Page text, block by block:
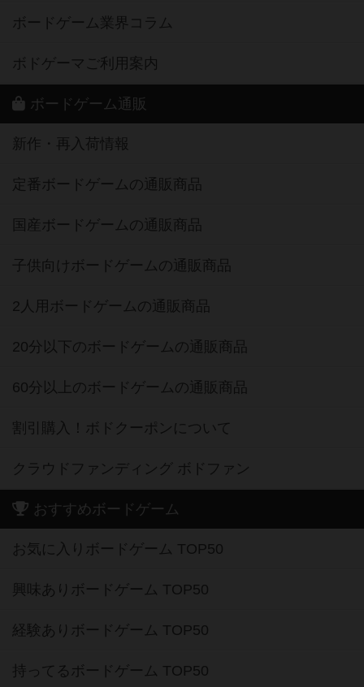
ボードゲーム業界コラム
ボドゲーマご利用案内
ボードゲーム通販
新作・再入荷情報
定番ボードゲームの通販商品
国産ボードゲームの通販商品
子供向けボードゲームの通販商品
2人用ボードゲームの通販商品
20分以下のボードゲームの通販商品
60分以上のボードゲームの通販商品
割引購入！ボドクーポンについて
クラウドファンディング ボドファン
おすすめボードゲーム
お気に入りボードゲーム TOP50
興味ありボードゲーム TOP50
経験ありボードゲーム TOP50
持ってるボードゲーム TOP50